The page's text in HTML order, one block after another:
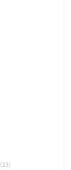
(23)